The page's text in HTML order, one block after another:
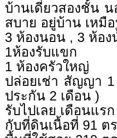
บ้านเดี่ยวสองชั้น น
สบาย อยู่บ้าน เหมื
3 ห้องนอน , 3 ห้อง
1ห้องรับแขก
1 ห้องครัวใหญ่
ปล่อยเช่า สัญญา 1
ประกัน 2 เดือน )
รับไปเลย เดือนแร
กับที่ดินเนื้อที่ 91 ต